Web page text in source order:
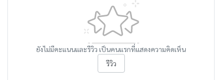
ยังไม่มีคะแนนและรีวิว เป็นคนแรกที่แสดงความคิดเห็น
รีวิว